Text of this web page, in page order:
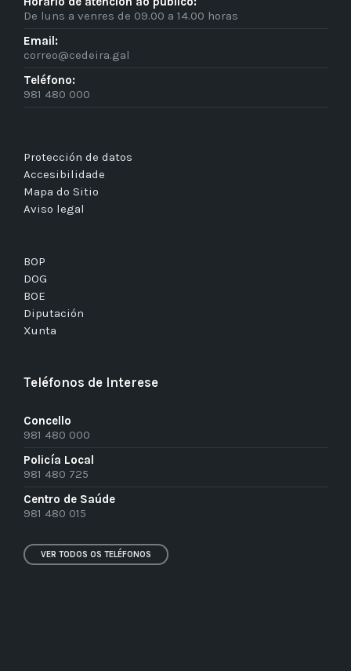
De luns a venres de 09.00 a 14.00 horas
Email:
correo@cedeira.gal
Teléfono:
981 480 000
Protección de datos
Accesibilidade
Mapa do Sitio
Aviso legal
BOP
DOG
BOE
Diputación
Xunta
Teléfonos de Interese
Concello
981 480 000
Policía Local
981 480 725
Centro de Saúde
981 480 015
VER TODOS OS TELÉFONOS